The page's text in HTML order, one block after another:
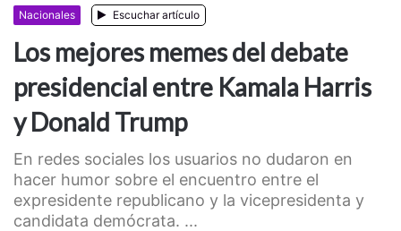
Nacionales Escuchar artículo
Los mejores memes del debate
presidencial entre Kamala Harris
y Donald Trump
En redes sociales los usuarios no dudaron en
hacer humor sobre el encuentro entre el
expresidente republicano y la vicepresidenta y
candidata demócrata. ...